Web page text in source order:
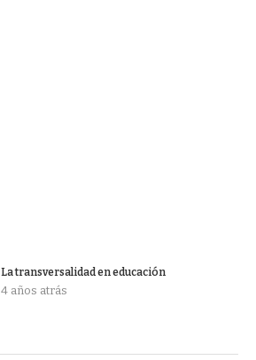
La transversalidad en educación
4 años atrás